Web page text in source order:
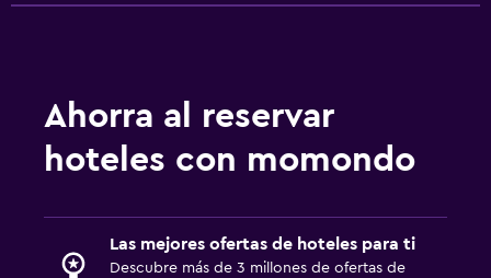
Ahorra al reservar
hoteles con momondo
Las mejores ofertas de hoteles para ti
Descubre más de 3 millones de ofertas de